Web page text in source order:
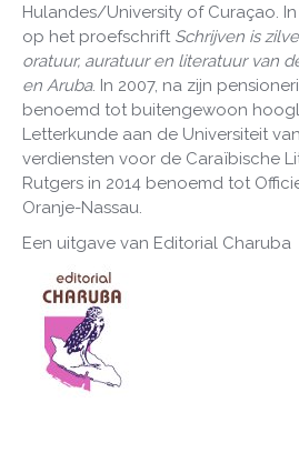
Hulandes/University of Curaçao.
op het proefschrift Schrijven is
oratuur, auratuur en literatuur van
en Aruba. In 2007, na zijn
benoemd tot buitengewoon
Letterkunde aan de Universiteit
verdiensten voor de Caraïbische
Rutgers in 2014 benoemd tot
Oranje-Nassau.
Een uitgave van Editorial Charuba